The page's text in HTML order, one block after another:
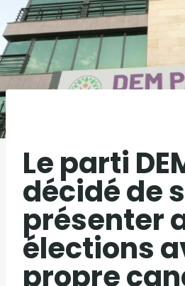
Le parti
décidé de
présenter
élections
propre